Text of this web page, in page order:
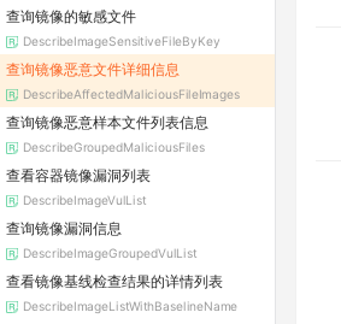
查询镜像的敏感文件
DescribeImageSensitiveFileByKey
查询镜像恶意文件详细信息
DescribeAffectedMaliciousFileImages
查询镜像恶意样本文件列表信息
DescribeGroupedMaliciousFiles
查看容器镜像漏洞列表
DescribeImageVulList
查询镜像漏洞信息
DescribeImageGroupedVulList
查看镜像基线检查结果的详情列表
DescribeImageListWithBaselineName